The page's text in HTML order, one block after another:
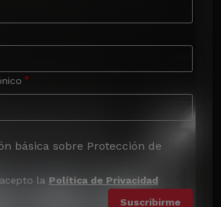
básica sobre Protección de
la Política de Privacidad